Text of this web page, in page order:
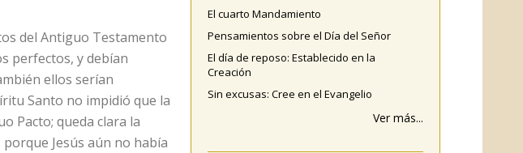
del Antiguo Testamento
perfectos, y debían
ellos serían
Santo no impidió que la
Pacto; queda clara la
Jesús aún no había
El cuarto Mandamiento
Pensamientos sobre el Día del Señor
El día de reposo: Establecido en la
Creación
Sin excusas: Cree en el Evangelio
Ver más...